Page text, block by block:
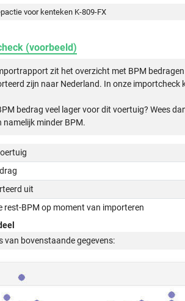
voor kenteken K-809-FX
(voorbeeld)
zit het overzicht met BPM
zijn naar Nederland. In onze
bedrag veel lager voor dit voertuig? Wees
namelijk minder BPM.
uit
rest-BPM op moment van importeren
van bovenstaande gegevens: